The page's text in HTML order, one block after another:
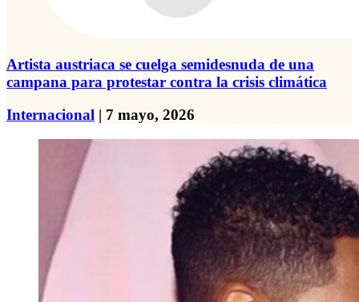
Artista austriaca se cuelga semidesnuda de una
campana para protestar contra la crisis climática
Internacional | 7 mayo, 2026